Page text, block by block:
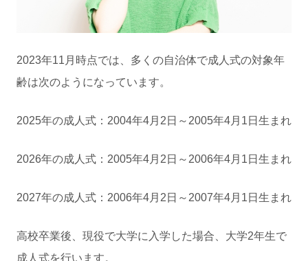
2023年11月時点では、多くの自治体で成人式の対象年
齢は次のようになっています。
2025年の成人式：2004年4月2日～2005年4月1日生まれ
2026年の成人式：2005年4月2日～2006年4月1日生まれ
2027年の成人式：2006年4月2日～2007年4月1日生まれ
高校卒業後、現役で大学に入学した場合、大学2年生で
成人式を行います。